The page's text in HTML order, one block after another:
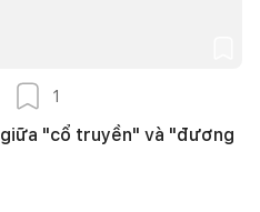
1
"cổ truyền" và "đương